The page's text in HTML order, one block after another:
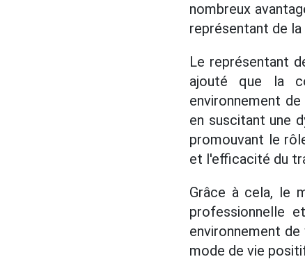
nombreux
représentant de
Le représentant
ajouté que la
environnement
en suscitant une
promouvant le
et l'efficacité du
Grâce à cela, le
professionnelle
environnement
mode de vie